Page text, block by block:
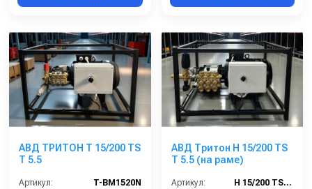
АВД ТРИТОН T 15/200 TS
T 5.5
Артикул:
T-BM1520N
АВД Тритон Н 15/200 TS
Т 5.5 (на раме)
Артикул:
Н 15/200 TS Т 5.5